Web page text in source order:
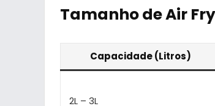
Tamanho de Air
Capacidade (Litros)
2L – 3L